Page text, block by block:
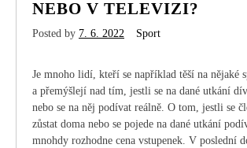
NEBO V TELEVIZI?
Posted by 7. 6. 2022 Sport
Je mnoho lidí, kteří se například těší na nějaké
a přemýšlejí nad tím, jestli se na dané utkání
nebo se na něj podívat reálně. O tom, jestli se
zůstat doma nebo se pojede na dané utkání
mnohdy rozhodne cena vstupenek. V poslední